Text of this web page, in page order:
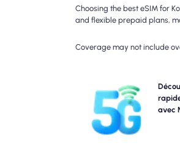
Choosing the best eSIM for
and flexible prepaid plans,
Coverage may not include
avec
Découvrez la
LTE. Veuillez vérifier
disponibilité et la
couverture peut varier